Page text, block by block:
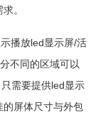
。
播放led显示屏/活
不同的区域可以
需要提供led显示
的屏体尺寸与外包